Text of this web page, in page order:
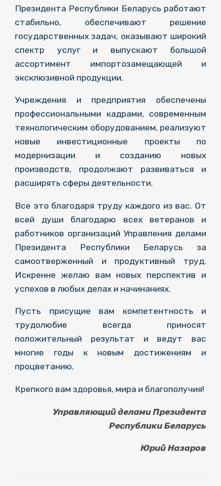
Президента Республики Беларусь работают
стабильно, обеспечивают решение
государственных задач, оказывают широкий
спектр услуг и выпускают большой
ассортимент импортозамещающей и
эксклюзивной продукции.
Учреждения и предприятия обеспечены
профессиональными кадрами, современным
технологическим оборудованием, реализуют
новые инвестиционные проекты по
модернизации и созданию новых
производств, продолжают развиваться и
расширять сферы деятельности.
Все это благодаря труду каждого из вас. От
всей души благодарю всех ветеранов и
работников организаций Управления делами
Президента Республики Беларусь за
самоотверженный и продуктивный труд.
Искренне желаю вам новых перспектив и
успехов в любых делах и начинаниях.
Пусть присущие вам компетентность и
трудолюбие всегда приносят
положительный результат и ведут вас
многие годы к новым достижениям и
процветанию.
Крепкого вам здоровья, мира и благополучия!
Управляющий делами Президента
Республики Беларусь
Юрий Назаров